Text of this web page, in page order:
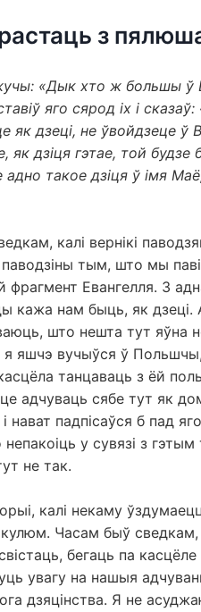
з
«Дык хто ж большы ў
яго сярод іх і
як дзеці, не ўвойдзеце ў
як дзіця гэтае, той
такое дзіця ў імя
калі вернікі
тым, што мы
Евангелля. З
кажа нам быць, як дзеці.
што нешта тут яўна
я яшчэ вучыўся ў
танцаваць з ёй
адчуваць сябе тут як
нават падпісаўся б пад
у сувязі з
не так.
калі некаму
Часам быў сведкам,
бегаць па касцёле
увагу на нашыя
дзяцінства. Я не